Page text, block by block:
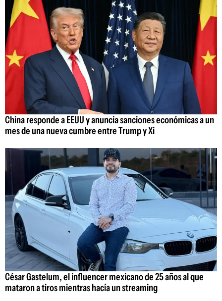
China responde a EEUU y anuncia sanciones económicas a un
mes de una nueva cumbre entre Trump y Xi
César Gastelum, el influencer mexicano de 25 años al que
mataron a tiros mientras hacía un streaming